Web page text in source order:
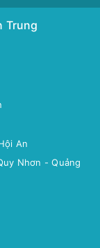
Trung
An
Nhơn - Quảng